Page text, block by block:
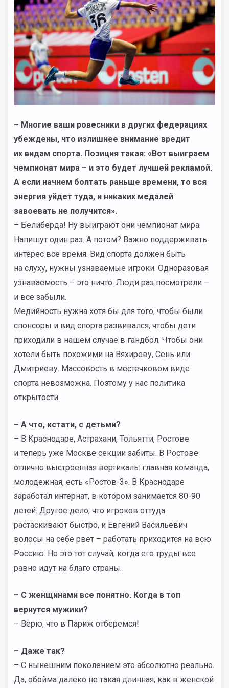
– Многие ваши ровесники в других федерациях
убеждены, что излишнее внимание вредит
их видам спорта. Позиция такая: «Вот выиграем
чемпионат мира – и это будет лучшей рекламой.
А если начнем болтать раньше времени, то вся
энергия уйдет туда, и никаких медалей
завоевать не получится».
– Белиберда! Ну выиграют они чемпионат мира.
Напишут один раз. А потом? Важно поддерживать
интерес все время. Вид спорта должен быть
на слуху, нужны узнаваемые игроки. Одноразовая
узнаваемость – это ничто. Люди раз посмотрели –
и все забыли.
Медийность нужна хотя бы для того, чтобы были
спонсоры и вид спорта развивался, чтобы дети
приходили в нашем случае в гандбол. Чтобы они
хотели быть похожими на Вяхиреву, Сень или
Дмитриеву. Массовость в местечковом виде
спорта невозможна. Поэтому у нас политика
открытости.
– А что, кстати, с детьми?
– В Краснодаре, Астрахани, Тольятти, Ростове
и теперь уже Москве секции забиты. В Ростове
отлично выстроенная вертикаль: главная команда,
молодежная, есть «Ростов-3». В Краснодаре
заработал интернат, в котором занимается 80-90
детей. Другое дело, что игроков оттуда
растаскивают быстро, и Евгений Васильевич
волосы на себе рвет – работать приходится на всю
Россию. Но это тот случай, когда его труды все
равно идут на благо страны.
– С женщинами все понятно. Когда в топ
вернутся мужики?
– Верю, что в Париж отберемся!
– Даже так?
– С нынешним поколением это абсолютно реально.
Да, обойма далеко не такая длинная, как в женской